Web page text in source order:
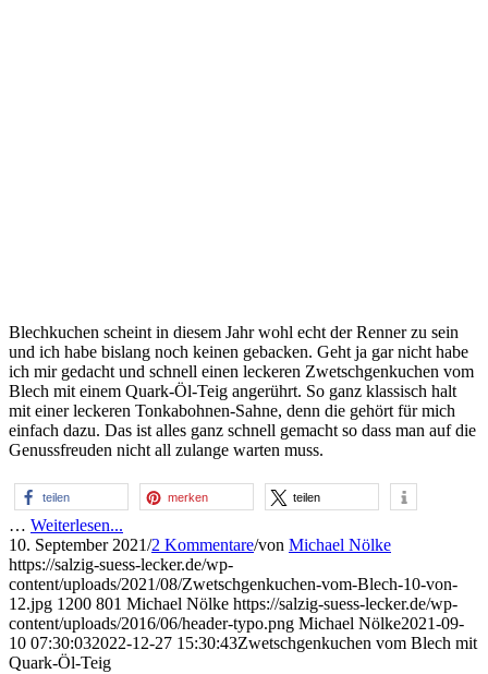
Blechkuchen scheint in diesem Jahr wohl echt der Renner zu sein
und ich habe bislang noch keinen gebacken. Geht ja gar nicht habe
ich mir gedacht und schnell einen leckeren Zwetschgenkuchen vom
Blech mit einem Quark-Öl-Teig angerührt. So ganz klassisch halt
mit einer leckeren Tonkabohnen-Sahne, denn die gehört für mich
einfach dazu. Das ist alles ganz schnell gemacht so dass man auf die
Genussfreuden nicht all zulange warten muss.
teilen merken teilen
… Weiterlesen...
10. September 2021/2 Kommentare/von Michael Nölke
https://salzig-suess-lecker.de/wp-
content/uploads/2021/08/Zwetschgenkuchen-vom-Blech-10-von-
12.jpg 1200 801 Michael Nölke https://salzig-suess-lecker.de/wp-
content/uploads/2016/06/header-typo.png Michael Nölke2021-09-
10 07:30:032022-12-27 15:30:43Zwetschgenkuchen vom Blech mit
Quark-Öl-Teig